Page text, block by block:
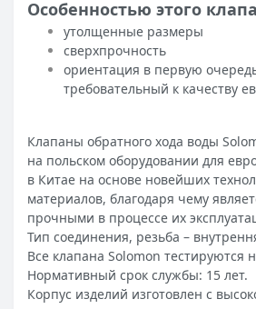
Особенностью этого
утолщенные размеры
сверхпрочность
ориентация в первую
требовательный к качеству
Клапаны обратного хода воды
на польском оборудовании для
в Китае на основе новейших
материалов, благодаря чему
прочными в процессе их
Тип соединения, резьба –
Все клапана Solomon тестируются
Нормативный срок службы: 15 лет.
Корпус изделий изготовлен с